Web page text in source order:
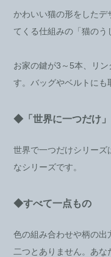
かわいい猫の形をしたデ
てくる仕組みの「猫のう
お家の鍵が3～5本、リ
す。バッグやベルトにも
◆「世界に一つだけ
世界で一つだけシリーズ
なシリーズです。
◆すべて一点もの
色の組み合わせや柄の出
二つとありません。あ